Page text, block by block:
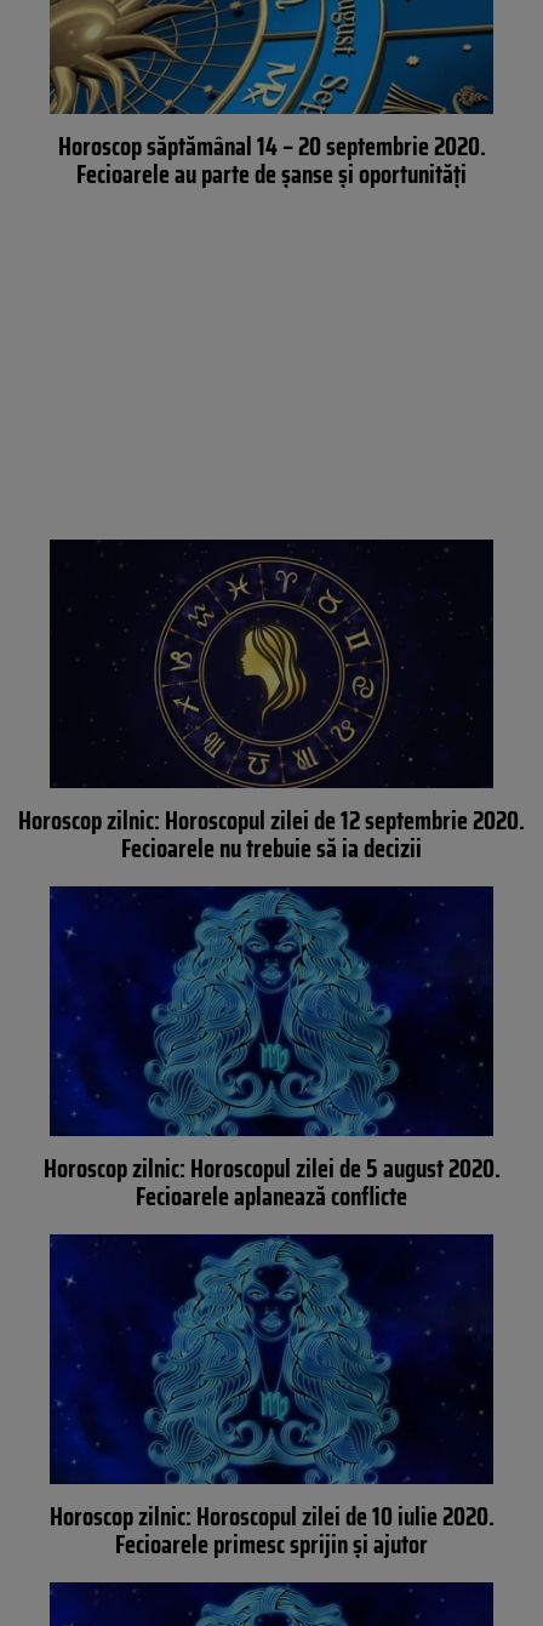
Horoscop săptămânal 14 – 20 septembrie 2020.
Fecioarele au parte de șanse și oportunități
Horoscop zilnic: Horoscopul zilei de 12 septembrie 2020.
Fecioarele nu trebuie să ia decizii
Horoscop zilnic: Horoscopul zilei de 5 august 2020.
Fecioarele aplanează conflicte
Horoscop zilnic: Horoscopul zilei de 10 iulie 2020.
Fecioarele primesc sprijin și ajutor